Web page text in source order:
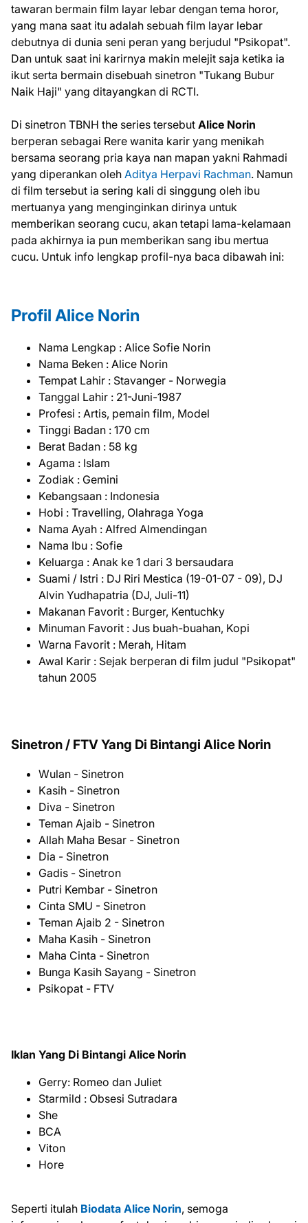
tawaran bermain film layar lebar dengan tema horor,
yang mana saat itu adalah sebuah film layar lebar
debutnya di dunia seni peran yang berjudul "Psikopat".
Dan untuk saat ini karirnya makin melejit saja ketika ia
ikut serta bermain disebuah sinetron "Tukang Bubur
Naik Haji" yang ditayangkan di RCTI.
Di sinetron TBNH the series tersebut Alice Norin
berperan sebagai Rere wanita karir yang menikah
bersama seorang pria kaya nan mapan yakni Rahmadi
yang diperankan oleh Aditya Herpavi Rachman. Namun
di film tersebut ia sering kali di singgung oleh ibu
mertuanya yang menginginkan dirinya untuk
memberikan seorang cucu, akan tetapi lama-kelamaan
pada akhirnya ia pun memberikan sang ibu mertua
cucu. Untuk info lengkap profil-nya baca dibawah ini:
Profil Alice Norin
Nama Lengkap : Alice Sofie Norin
Nama Beken : Alice Norin
Tempat Lahir : Stavanger - Norwegia
Tanggal Lahir : 21-Juni-1987
Profesi : Artis, pemain film, Model
Tinggi Badan : 170 cm
Berat Badan : 58 kg
Agama : Islam
Zodiak : Gemini
Kebangsaan : Indonesia
Hobi : Travelling, Olahraga Yoga
Nama Ayah : Alfred Almendingan
Nama Ibu : Sofie
Keluarga : Anak ke 1 dari 3 bersaudara
Suami / Istri : DJ Riri Mestica (19-01-07 - 09), DJ
Alvin Yudhapatria (DJ, Juli-11)
Makanan Favorit : Burger, Kentuchky
Minuman Favorit : Jus buah-buahan, Kopi
Warna Favorit : Merah, Hitam
Awal Karir : Sejak berperan di film judul "Psikopat"
tahun 2005
Sinetron / FTV Yang Di Bintangi Alice Norin
Wulan - Sinetron
Kasih - Sinetron
Diva - Sinetron
Teman Ajaib - Sinetron
Allah Maha Besar - Sinetron
Dia - Sinetron
Gadis - Sinetron
Putri Kembar - Sinetron
Cinta SMU - Sinetron
Teman Ajaib 2 - Sinetron
Maha Kasih - Sinetron
Maha Cinta - Sinetron
Bunga Kasih Sayang - Sinetron
Psikopat - FTV
Iklan Yang Di Bintangi Alice Norin
Gerry: Romeo dan Juliet
Starmild : Obsesi Sutradara
She
BCA
Viton
Hore
Seperti itulah Biodata Alice Norin, semoga